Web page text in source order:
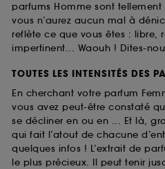
parfums Homme sont
vous n’aurez aucun mal à
reflète ce que vous êtes : libre,
impertinent... Waouh ! Dites-
TOUTES LES INTENSITÉS DES
En cherchant votre parfum
vous avez peut-être constaté
se décliner en ou en ... Et là,
qui fait l’atout de chacune
quelques infos ! L’extrait de
le plus précieux. Il peut tenir